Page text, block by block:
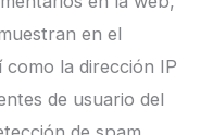
en el
la dirección IP
de usuario del